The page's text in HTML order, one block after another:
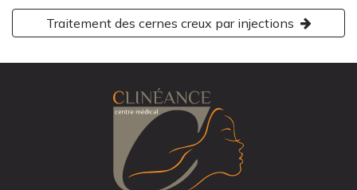
mise
8
Navigation
de
l’article
Traitement des cernes creux par injections